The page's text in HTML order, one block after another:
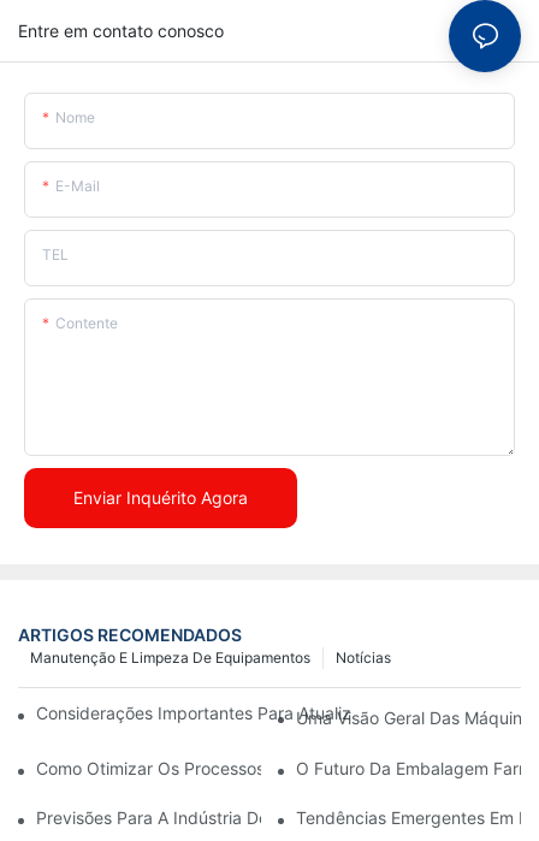
Entre em contato conosco
Nome
E-Mail
TEL
Contente
Enviar Inquérito Agora
ARTIGOS RECOMENDADOS
Notícias
Manutenção E Limpeza De Equipamentos
Considerações Importantes Para Atualizar Máquinas De
Uma Visão Geral Das
Como Otimizar Os Processos De Produção Com Manutenção
O Futuro Da Embalagem
Previsões Para A Indústria De Embalagens Farmacêuticas Na
Tendências Emergentes Em